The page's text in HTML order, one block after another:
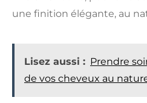
une finition élégante, au
Lisez aussi : Prendre
de vos cheveux au